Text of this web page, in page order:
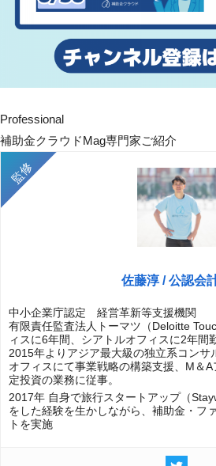
Professional
補助金クラウドMag専門家ご紹介
佐藤淳 / 公認会
中小企業庁認定 経営革新等支援機関
有限責任監査法人トーマツ（Deloitte
ィスに6年間、シアトルオフィスに2年間
2015年よりアジア最大級の独立系コンサ
オフィスにて事業戦略の構築支援、M＆
定投資の業務に従事。
2017年 自身で旅行スタートアップ（
をした経験を生かしながら、補助金・フ
トを実施